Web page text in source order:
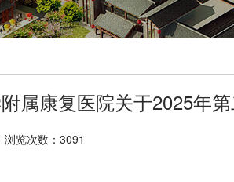
属康复医院关于2025年
览次数：3091